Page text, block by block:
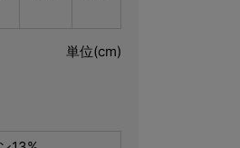
単位(cm)